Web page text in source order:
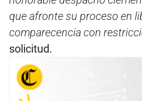
que afronte su proceso en
comparecencia con
solicitud.